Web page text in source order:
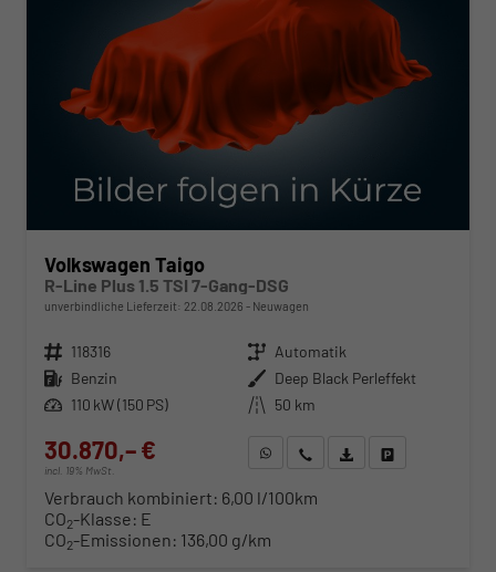
Volkswagen Taigo
R-Line Plus 1.5 TSI 7-Gang-DSG
unverbindliche Lieferzeit: 22.08.2026 Neuwagen
Fahrzeugnr. 118316 Getriebe Automatik
Kraftstoff Benzin Außenfarbe Deep Black Perleffekt
Leistung 110 kW (150 PS) Kilometerstand 50 km
30.870,– €
incl. 19% MwSt.
WhatsApp anfragen
Wir rufen Sie anFahrzeugexposé (PDF)
Verbrauch kombiniert: 6,00 l/100km
CO2-Klasse: E
CO2-Emissionen: 136,00 g/km